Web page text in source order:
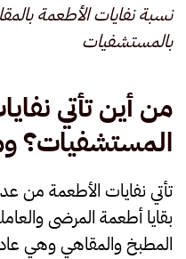
نسبة نفايات الأطعمة
بالمستشفيات
من أين تأتي
المستشفيات؟
تأتي نفايات الأطعمة من
بقايا أطعمة المرضى
المطبخ والمقاهي وهي